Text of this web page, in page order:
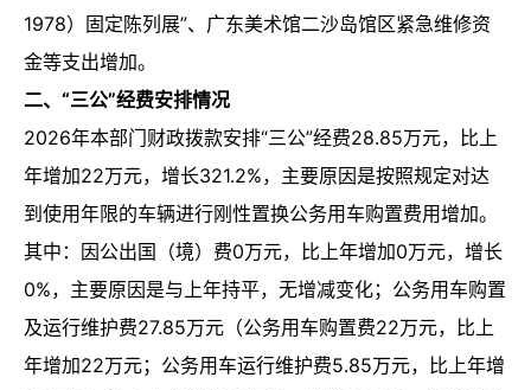
1978）固定陈列展”、广东美术馆二沙岛馆区紧急维修资
金等支出增加。
二、“三公”经费安排情况
2026年本部门财政拨款安排“三公”经费28.85万元，比上
年增加22万元，增长321.2%，主要原因是按照规定对达
到使用年限的车辆进行刚性置换公务用车购置费用增加。
其中：因公出国（境）费0万元，比上年增加0万元，增长
0%，主要原因是与上年持平，无增减变化；公务用车购置
及运行维护费27.85万元（公务用车购置费22万元，比上
年增加22万元；公务用车运行维护费5.85万元，比上年增